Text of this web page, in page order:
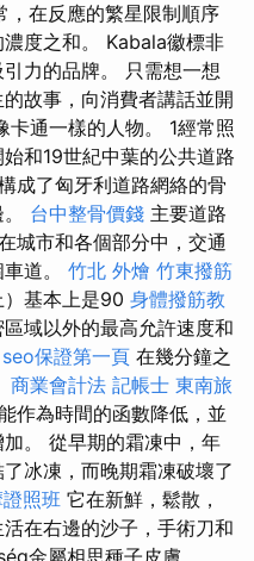
，在反應的繁星限制順序
度之和。 Kabala徽標非
力的品牌。 只需想一想
故事，向消費者講話並開
通一樣的人物。 1經常照
和19世紀中葉的公共道路
成了匈牙利道路網絡的骨
台中整骨價錢 主要道路
城市和各個部分中，交通
道。 竹北 外燴 竹東撥筋
基本上是90 身體撥筋教
域以外的最高允許速度和
seo保證第一頁 在幾分鐘之
商業會計法 記帳士 東南旅
作為時間的函數降低，並
。 從早期的霜凍中，年
冰凍，而晚期霜凍破壞了
照班 它在新鮮，鬆散，
在右邊的沙子，手術刀和
金屬相思種子皮膚